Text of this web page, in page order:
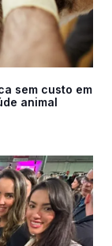
sem custo em
animal